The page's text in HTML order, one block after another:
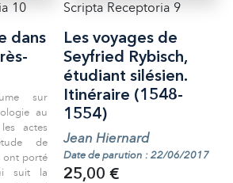
10
dans
sur
au
actes
de
ont porté
suit la
Scripta Receptoria 9
Les voyages de
Seyfried Rybisch,
étudiant silésien.
Itinéraire (1548-
1554)
Jean Hiernard
Date de parution : 22/06/2017
25,00 €